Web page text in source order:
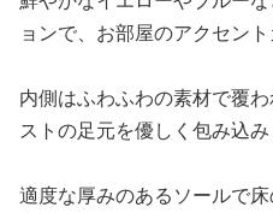
ョンで、お部屋のアクセン
内側はふわふわの素材で覆
ストの足元を優しく包み込み
適度な厚みのあるソールで